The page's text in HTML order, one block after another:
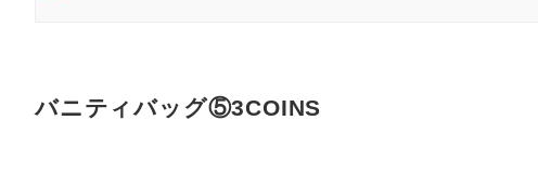
バニティバッグ⑤3COINS